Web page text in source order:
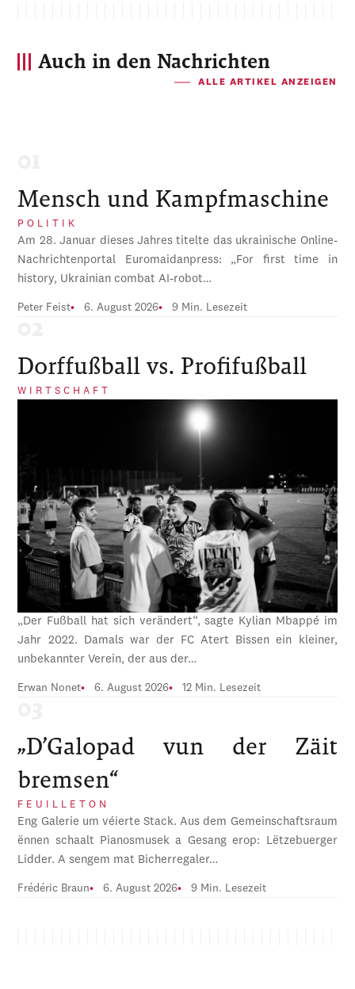
Auch in den Nachrichten
ALLE ARTIKEL ANZEIGEN
Mensch und Kampfmaschine
POLITIK
Am 28. Januar dieses Jahres titelte das ukrainische Online-
Nachrichtenportal Euromaidanpress: „For first time in
history, Ukrainian combat AI-robot…
Peter Feist 6. August 2026 9 Min. Lesezeit
Dorffußball vs. Profifußball
WIRTSCHAFT
„Der Fußball hat sich verändert“, sagte Kylian Mbappé im
Jahr 2022. Damals war der FC Atert Bissen ein kleiner,
unbekannter Verein, der aus der…
Erwan Nonet 6. August 2026 12 Min. Lesezeit
„D’Galopad vun der Zäit
bremsen“
FEUILLETON
Eng Galerie um véierte Stack. Aus dem Gemeinschaftsraum
ënnen schaalt Pianosmusek a Gesang erop: Lëtzebuerger
Lidder. A sengem mat Bicherregaler…
Frédéric Braun 6. August 2026 9 Min. Lesezeit